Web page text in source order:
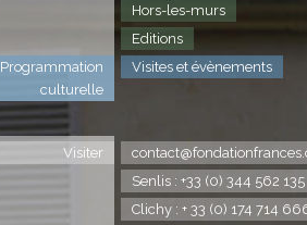
Hors-les-murs
Editions
Programmation
culturelle
Visites et évènements
Visiter
Senlis : +33 (0) 344 562 135
Clichy : + 33 (0) 174 714